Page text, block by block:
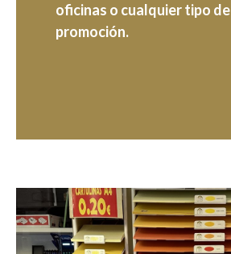
oficinas o cualquier tipo de
promoción.